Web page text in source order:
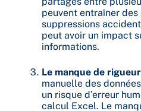
peuvent entraîner des
suppressions
peut avoir un impact
informations.
Le manque de
manuelle des
un risque d’erreur
calcul Excel. Le